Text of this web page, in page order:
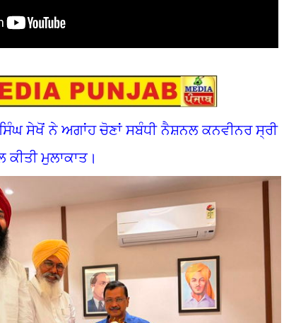
ਸੇਖੋਂ ਨੇ ਅਗਾਂਹ ਚੋਣਾਂ ਸਬੰਧੀ ਨੈਸ਼ਨਲ ਕਨਵੀਨਰ ਸ੍ਰੀ
ਕੀਤੀ ਮੁਲਾਕਾਤ।